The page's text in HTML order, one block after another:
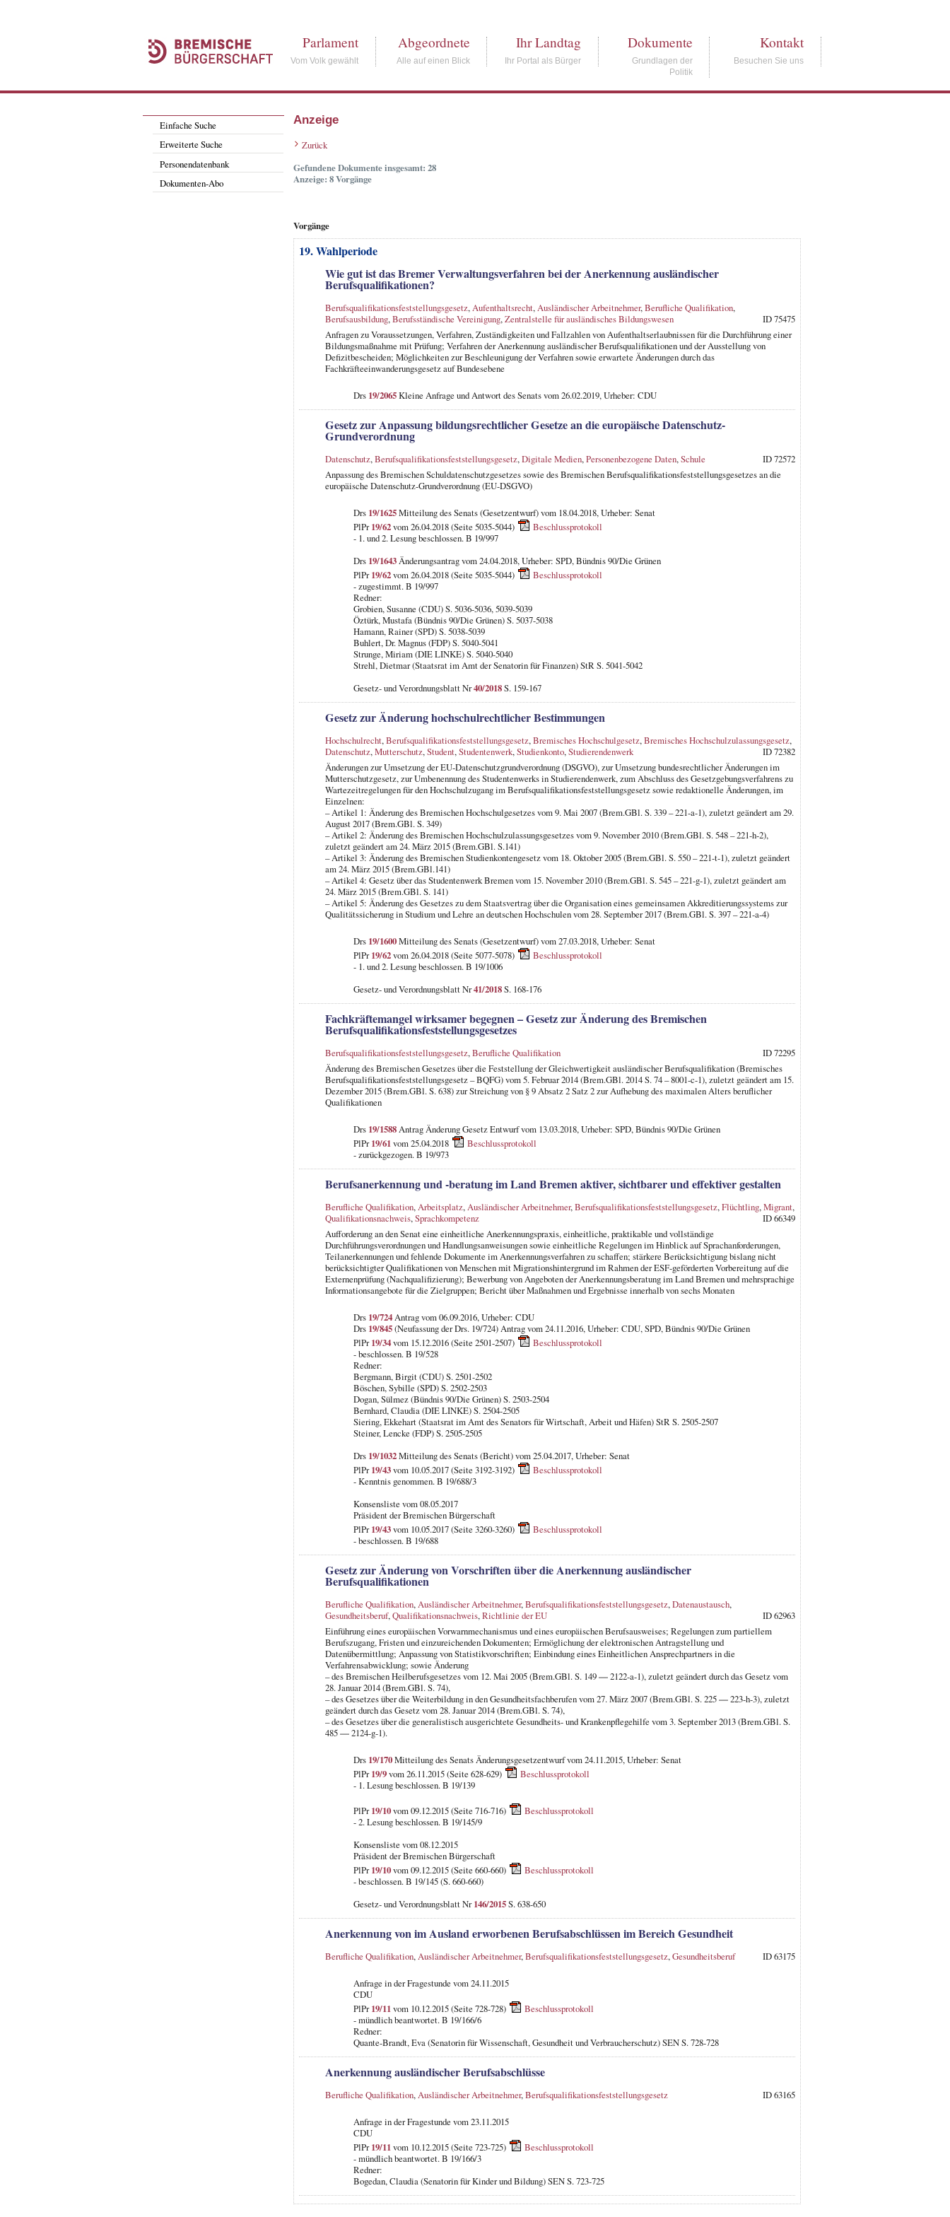
Parlament
Vom Volk gewählt
Abgeordnete
Alle auf einen Blick
Ihr Landtag
Ihr Portal als Bürger
Dokumente
Grundlagen der
Politik
Kontakt
Besuchen Sie uns
Einfache Suche
Erweiterte Suche
Personendatenbank
Dokumenten-Abo
Anzeige
Zurück
Gefundene Dokumente insgesamt: 28
Anzeige: 8 Vorgänge
Vorgänge
19. Wahlperiode
Wie gut ist das Bremer Verwaltungsverfahren bei der Anerkennung ausländischer
Berufsqualifikationen?
Berufsqualifikationsfeststellungsgesetz,Aufenthaltsrecht,Ausländischer Arbeitnehmer,Berufliche Qualifikation,
Berufsausbildung,Berufsständische Vereinigung,Zentralstelle für ausländisches Bildungswesen
ID 75475
Anfragen zu Voraussetzungen, Verfahren, Zuständigkeiten und Fallzahlen von Aufenthaltserlaubnissen für die Durchführung einer
Bildungsmaßnahme mit Prüfung; Verfahren der Anerkennung ausländischer Berufsqualifikationen und der Ausstellung von
Defizitbescheiden; Möglichkeiten zur Beschleunigung der Verfahren sowie erwartete Änderungen durch das
Fachkräfteeinwanderungsgesetz auf Bundesebene
Drs 19/2065Kleine Anfrage und Antwort des Senats vom 26.02.2019, Urheber: CDU
Gesetz zur Anpassung bildungsrechtlicher Gesetze an die europäische Datenschutz-
Grundverordnung
Datenschutz,Berufsqualifikationsfeststellungsgesetz,Digitale Medien,Personenbezogene Daten,Schule
ID 72572
Anpassung des Bremischen Schuldatenschutzgesetzes sowie des Bremischen Berufsqualifikationsfeststellungsgesetzes an die
europäische Datenschutz-Grundverordnung (EU-DSGVO)
Drs 19/1625Mitteilung des Senats (Gesetzentwurf) vom 18.04.2018, Urheber: Senat
PlPr19/62vom 26.04.2018 (Seite 5035-5044)
Beschlussprotokoll
- 1. und 2. Lesung beschlossen. B 19/997
Drs 19/1643Änderungsantrag vom 24.04.2018, Urheber: SPD, Bündnis 90/Die Grünen
PlPr19/62vom 26.04.2018 (Seite 5035-5044)
Beschlussprotokoll
- zugestimmt. B 19/997
Redner:
Grobien, Susanne (CDU) S. 5036-5036, 5039-5039
Öztürk, Mustafa (Bündnis 90/Die Grünen) S. 5037-5038
Hamann, Rainer (SPD) S. 5038-5039
Buhlert, Dr. Magnus (FDP) S. 5040-5041
Strunge, Miriam (DIE LINKE) S. 5040-5040
Strehl, Dietmar (Staatsrat im Amt der Senatorin für Finanzen) StR S. 5041-5042
Gesetz- und Verordnungsblatt Nr40/2018S. 159-167
Gesetz zur Änderung hochschulrechtlicher Bestimmungen
Hochschulrecht,Berufsqualifikationsfeststellungsgesetz,Bremisches Hochschulgesetz,Bremisches Hochschulzulassungsgesetz,
Datenschutz,Mutterschutz,Student,Studentenwerk,Studienkonto,Studierendenwerk
ID 72382
Änderungen zur Umsetzung der EU-Datenschutzgrundverordnung (DSGVO), zur Umsetzung bundesrechtlicher Änderungen im
Mutterschutzgesetz, zur Umbenennung des Studentenwerks in Studierendenwerk, zum Abschluss des Gesetzgebungsverfahrens zu
Wartezeitregelungen für den Hochschulzugang im Berufsqualifikationsfeststellungsgesetz sowie redaktionelle Änderungen, im
Einzelnen:
– Artikel 1: Änderung des Bremischen Hochschulgesetzes vom 9. Mai 2007 (Brem.GBl. S. 339 – 221-a-1), zuletzt geändert am 29.
August 2017 (Brem.GBl. S. 349)
– Artikel 2: Änderung des Bremischen Hochschulzulassungsgesetzes vom 9. November 2010 (Brem.GBl. S. 548 – 221-h-2),
zuletzt geändert am 24. März 2015 (Brem.GBl. S.141)
– Artikel 3: Änderung des Bremischen Studienkontengesetz vom 18. Oktober 2005 (Brem.GBl. S. 550 – 221-t-1), zuletzt geändert
am 24. März 2015 (Brem.GBl.141)
– Artikel 4: Gesetz über das Studentenwerk Bremen vom 15. November 2010 (Brem.GBl. S. 545 – 221-g-1), zuletzt geändert am
24. März 2015 (Brem.GBl. S. 141)
– Artikel 5: Änderung des Gesetzes zu dem Staatsvertrag über die Organisation eines gemeinsamen Akkreditierungssystems zur
Qualitätssicherung in Studium und Lehre an deutschen Hochschulen vom 28. September 2017 (Brem.GBl. S. 397 – 221-a-4)
Drs 19/1600Mitteilung des Senats (Gesetzentwurf) vom 27.03.2018, Urheber: Senat
PlPr19/62vom 26.04.2018 (Seite 5077-5078)
Beschlussprotokoll
- 1. und 2. Lesung beschlossen. B 19/1006
Gesetz- und Verordnungsblatt Nr41/2018S. 168-176
Fachkräftemangel wirksamer begegnen – Gesetz zur Änderung des Bremischen
Berufsqualifikationsfeststellungsgesetzes
Berufsqualifikationsfeststellungsgesetz,Berufliche Qualifikation
ID 72295
Änderung des Bremischen Gesetzes über die Feststellung der Gleichwertigkeit ausländischer Berufsqualifikation (Bremisches
Berufsqualifikationsfeststellungsgesetz – BQFG) vom 5. Februar 2014 (Brem.GBl. 2014 S. 74 – 8001-c-1), zuletzt geändert am 15.
Dezember 2015 (Brem.GBl. S. 638) zur Streichung von § 9 Absatz 2 Satz 2 zur Aufhebung des maximalen Alters beruflicher
Qualifikationen
Drs 19/1588Antrag Änderung Gesetz Entwurf vom 13.03.2018, Urheber: SPD, Bündnis 90/Die Grünen
PlPr19/61vom 25.04.2018
Beschlussprotokoll
- zurückgezogen. B 19/973
Berufsanerkennung und -beratung im Land Bremen aktiver, sichtbarer und effektiver gestalten
Berufliche Qualifikation,Arbeitsplatz,Ausländischer Arbeitnehmer,Berufsqualifikationsfeststellungsgesetz,Flüchtling,Migrant,
Qualifikationsnachweis,Sprachkompetenz
ID 66349
Aufforderung an den Senat eine einheitliche Anerkennungspraxis, einheitliche, praktikable und vollständige
Durchführungsverordnungen und Handlungsanweisungen sowie einheitliche Regelungen im Hinblick auf Sprachanforderungen,
Teilanerkennungen und fehlende Dokumente im Anerkennungsverfahren zu schaffen; stärkere Berücksichtigung bislang nicht
berücksichtigter Qualifikationen von Menschen mit Migrationshintergrund im Rahmen der ESF-geförderten Vorbereitung auf die
Externenprüfung (Nachqualifizierung); Bewerbung von Angeboten der Anerkennungsberatung im Land Bremen und mehrsprachige
Informationsangebote für die Zielgruppen; Bericht über Maßnahmen und Ergebnisse innerhalb von sechs Monaten
Drs 19/724Antrag vom 06.09.2016, Urheber: CDU
Drs 19/845(Neufassung der Drs. 19/724) Antrag vom 24.11.2016, Urheber: CDU, SPD, Bündnis 90/Die Grünen
PlPr19/34vom 15.12.2016 (Seite 2501-2507)
Beschlussprotokoll
- beschlossen. B 19/528
Redner:
Bergmann, Birgit (CDU) S. 2501-2502
Böschen, Sybille (SPD) S. 2502-2503
Dogan, Sülmez (Bündnis 90/Die Grünen) S. 2503-2504
Bernhard, Claudia (DIE LINKE) S. 2504-2505
Siering, Ekkehart (Staatsrat im Amt des Senators für Wirtschaft, Arbeit und Häfen) StR S. 2505-2507
Steiner, Lencke (FDP) S. 2505-2505
Drs 19/1032Mitteilung des Senats (Bericht) vom 25.04.2017, Urheber: Senat
PlPr19/43vom 10.05.2017 (Seite 3192-3192)
Beschlussprotokoll
- Kenntnis genommen. B 19/688/3
Konsensliste vom 08.05.2017
Präsident der Bremischen Bürgerschaft
PlPr19/43vom 10.05.2017 (Seite 3260-3260)
Beschlussprotokoll
- beschlossen. B 19/688
Gesetz zur Änderung von Vorschriften über die Anerkennung ausländischer
Berufsqualifikationen
Berufliche Qualifikation,Ausländischer Arbeitnehmer,Berufsqualifikationsfeststellungsgesetz,Datenaustausch,
Gesundheitsberuf,Qualifikationsnachweis,Richtlinie der EU
ID 62963
Einführung eines europäischen Vorwarnmechanismus und eines europäischen Berufsausweises; Regelungen zum partiellem
Berufszugang, Fristen und einzureichenden Dokumenten; Ermöglichung der elektronischen Antragstellung und
Datenübermittlung; Anpassung von Statistikvorschriften; Einbindung eines Einheitlichen Ansprechpartners in die
Verfahrensabwicklung; sowie Änderung
– des Bremischen Heilberufsgesetzes vom 12. Mai 2005 (Brem.GBl. S. 149 ― 2122-a-1), zuletzt geändert durch das Gesetz vom
28. Januar 2014 (Brem.GBl. S. 74),
– des Gesetzes über die Weiterbildung in den Gesundheitsfachberufen vom 27. März 2007 (Brem.GBl. S. 225 ― 223-h-3), zuletzt
geändert durch das Gesetz vom 28. Januar 2014 (Brem.GBl. S. 74),
– des Gesetzes über die generalistisch ausgerichtete Gesundheits- und Krankenpflegehilfe vom 3. September 2013 (Brem.GBl. S.
485 ― 2124-g-1).
Drs 19/170Mitteilung des Senats Änderungsgesetzentwurf vom 24.11.2015, Urheber: Senat
PlPr19/9vom 26.11.2015 (Seite 628-629)
Beschlussprotokoll
- 1. Lesung beschlossen. B 19/139
PlPr19/10vom 09.12.2015 (Seite 716-716)
Beschlussprotokoll
- 2. Lesung beschlossen. B 19/145/9
Konsensliste vom 08.12.2015
Präsident der Bremischen Bürgerschaft
PlPr19/10vom 09.12.2015 (Seite 660-660)
Beschlussprotokoll
- beschlossen. B 19/145 (S. 660-660)
Gesetz- und Verordnungsblatt Nr146/2015S. 638-650
Anerkennung von im Ausland erworbenen Berufsabschlüssen im Bereich Gesundheit
Berufliche Qualifikation,Ausländischer Arbeitnehmer,Berufsqualifikationsfeststellungsgesetz,Gesundheitsberuf ID 63175
Anfrage in der Fragestundevom 24.11.2015
CDU
PlPr19/11vom 10.12.2015 (Seite 728-728)
Beschlussprotokoll
- mündlich beantwortet. B 19/166/6
Redner:
Quante-Brandt, Eva (Senatorin für Wissenschaft, Gesundheit und Verbraucherschutz) SEN S. 728-728
Anerkennung ausländischer Berufsabschlüsse
Berufliche Qualifikation,Ausländischer Arbeitnehmer,Berufsqualifikationsfeststellungsgesetz ID 63165
Anfrage in der Fragestundevom 23.11.2015
CDU
PlPr19/11vom 10.12.2015 (Seite 723-725)
Beschlussprotokoll
- mündlich beantwortet. B 19/166/3
Redner:
Bogedan, Claudia (Senatorin für Kinder und Bildung) SEN S. 723-725